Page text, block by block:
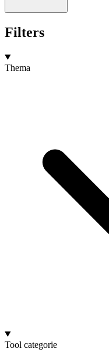
Filters
Thema
Tool categorie